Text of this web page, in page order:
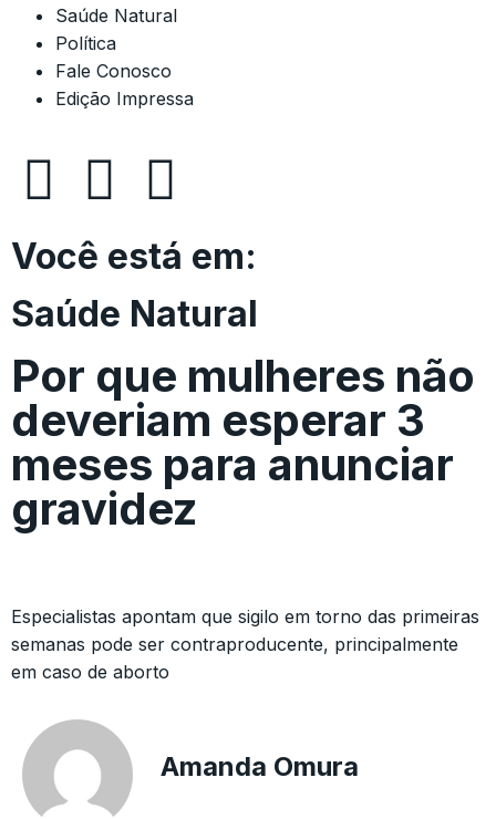
Saúde Natural
Política
Fale Conosco
Edição Impressa
Você está em:
Saúde Natural
Por que mulheres não
deveriam esperar 3
meses para anunciar
gravidez
Especialistas apontam que sigilo em torno das primeiras
semanas pode ser contraproducente, principalmente
em caso de aborto
Amanda Omura